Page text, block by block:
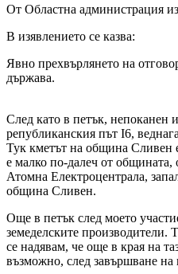
От Областна администрация
В изявлението се казва:
Явно прехвърлянето на
държава.
След като в петък, непоканен
републиканския път I6,
Тук кметът на община Сливен
е малко по-далеч от общината,
Атомна Електроцентрала,
община Сливен.
Още в петък след моето
земеделските
се надявам, че още в края на
възможно, след завършване на